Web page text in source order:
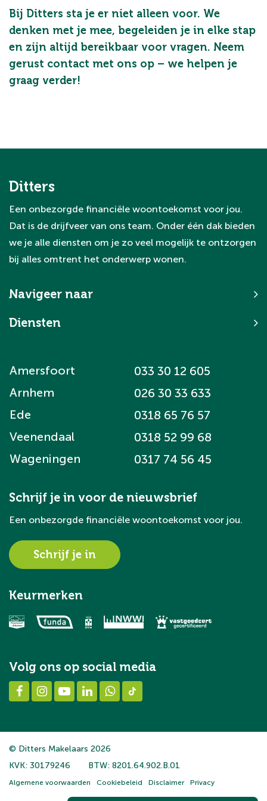
Bij Ditters sta je er niet alleen voor. We
denken met je mee, begeleiden je in elke stap
en zijn altijd bereikbaar voor vragen. Neem
gerust contact met ons op – we helpen je
graag verder!
Ditters
Een onbezorgde financiële woontoekomst voor jou.
Dat is de drijfveer van ons team. Onder één dak bieden
we je alle diensten om je zo veel mogelijk te ontzorgen
bij alles omtrent het onderwerp wonen.
Navigeer naar
Diensten
Amersfoort
033 30 12 605
Arnhem
026 30 33 633
Ede
0318 65 76 57
Veenendaal
0318 52 99 68
Wageningen
0317 74 56 45
Schrijf je in voor de nieuwsbrief
Een onbezorgde financiële woontoekomst voor jou.
Schrijf je in
Keurmerken
Volg ons op social media
© Ditters Makelaars 2026
KVK: 30179246
BTW: 8201.64.902.B.01
Algemene voorwaarden Cookiebeleid Disclaimer Privacy